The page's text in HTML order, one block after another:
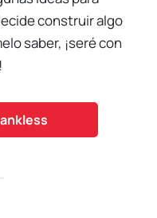
construir algo
saber, ¡seré con